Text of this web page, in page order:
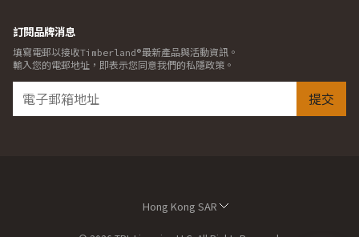
訂閱品牌消息
填寫電郵以接收Timberland®最新產品與活動資訊。
輸入您的電郵地址，即表示您同意我們的私隱政策。
提交
Hong Kong SAR